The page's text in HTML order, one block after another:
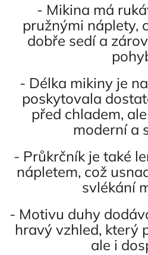
- Mikina má
pružnými náplety,
dobře sedí a
- Délka mikiny je
poskytovala
před chladem,
moderní a
- Průkrčník je také
nápletem, což
svlékání
- Motivu duhy
hravý vzhled, který
ale i